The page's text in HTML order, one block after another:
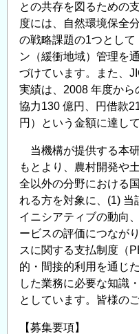
構
造
工
学
の
耐
震
術
～
2D
か
ら
5D
へ
～」
の
との共存を図るための
度には、自然環境保全
の戦略課題の1つとし
ン（緩衝地域）管理を
づけています。また、
実績は、2008 年度か
協力130 億円、円借款
円）という金額に達し
当機構が提供する本
もとより、農村開発や
全以外の分野における
れる方を対象に、(1) 当
イニシアティブの動向
ービスの評価につなが
スに関する支払制度（
的・間接的利用を通じ
した業務に必要な知識
としています。皆様の
【募集要項】